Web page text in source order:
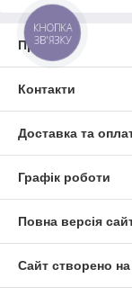
Про нас
Контакти
Доставка та
Графік роботи
Повна версія
Сайт створено на
КНОПКА
ЗВ'ЯЗКУ